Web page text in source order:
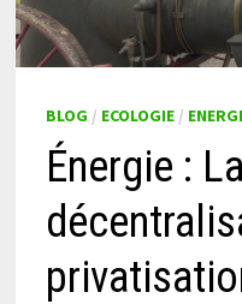
BLOG / ECOLOGIE /
Énergie : La